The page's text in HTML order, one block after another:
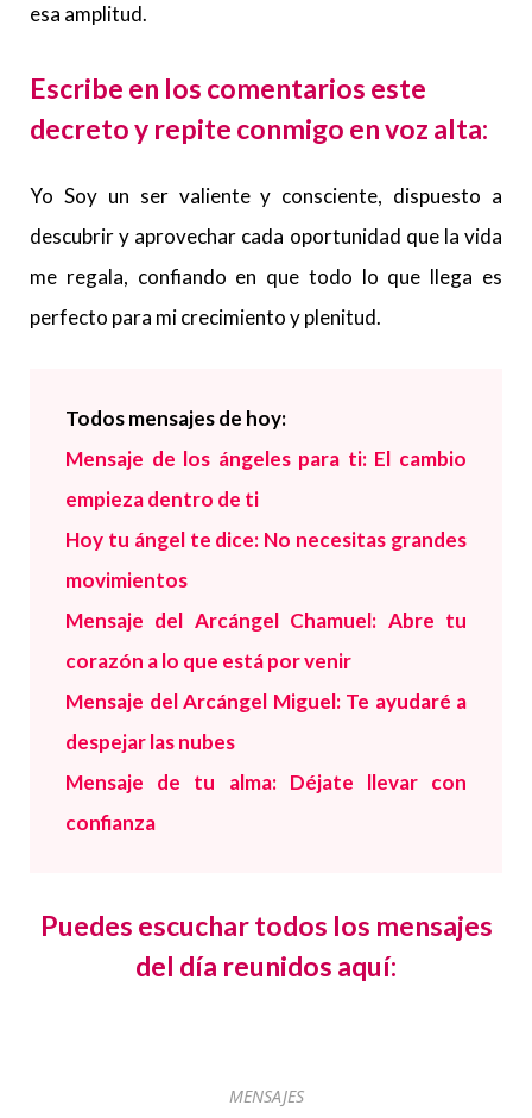
esa amplitud.
Escribe en los comentarios este
decreto y repite conmigo en voz alta:
Yo Soy un ser valiente y consciente, dispuesto a
descubrir y aprovechar cada oportunidad que la vida
me regala, confiando en que todo lo que llega es
perfecto para mi crecimiento y plenitud.
Todosmensajes de hoy:
Mensaje de los ángeles para ti: El cambio
empieza dentro de ti
Hoy tu ángel te dice: No necesitas grandes
movimientos
Mensaje del Arcángel Chamuel: Abre tu
corazón a lo que está por venir
Mensaje del Arcángel Miguel: Te ayudaré a
despejar las nubes
Mensaje de tu alma: Déjate llevar con
confianza
Puedes escuchar todos los mensajes
del día reunidos aquí:
MENSAJES